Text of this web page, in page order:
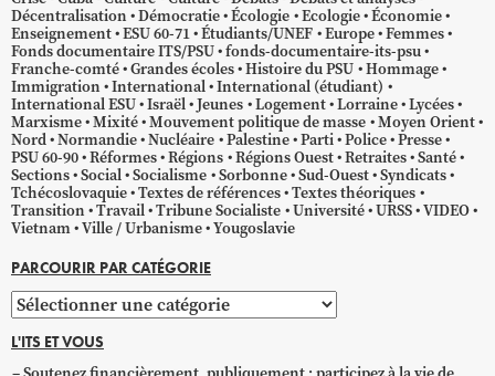
Décentralisation Démocratie Écologie Ecologie Économie
Enseignement ESU 60-71 Étudiants/UNEF Europe Femmes
Fonds documentaire ITS/PSU fonds-documentaire-its-psu
Franche-comté Grandes écoles Histoire du PSU Hommage
Immigration International International (étudiant)
International ESU Israël Jeunes Logement Lorraine Lycées
Marxisme Mixité Mouvement politique de masse Moyen Orient
Nord Normandie Nucléaire Palestine Parti Police Presse
PSU 60-90 Réformes Régions Régions Ouest Retraites Santé
Sections Social Socialisme Sorbonne Sud-Ouest Syndicats
Tchécoslovaquie Textes de références Textes théoriques
Transition Travail Tribune Socialiste Université URSS VIDEO
Vietnam Ville / Urbanisme Yougoslavie
PARCOURIR PAR CATÉGORIE
Parcourir
par
catégorie
L'ITS ET VOUS